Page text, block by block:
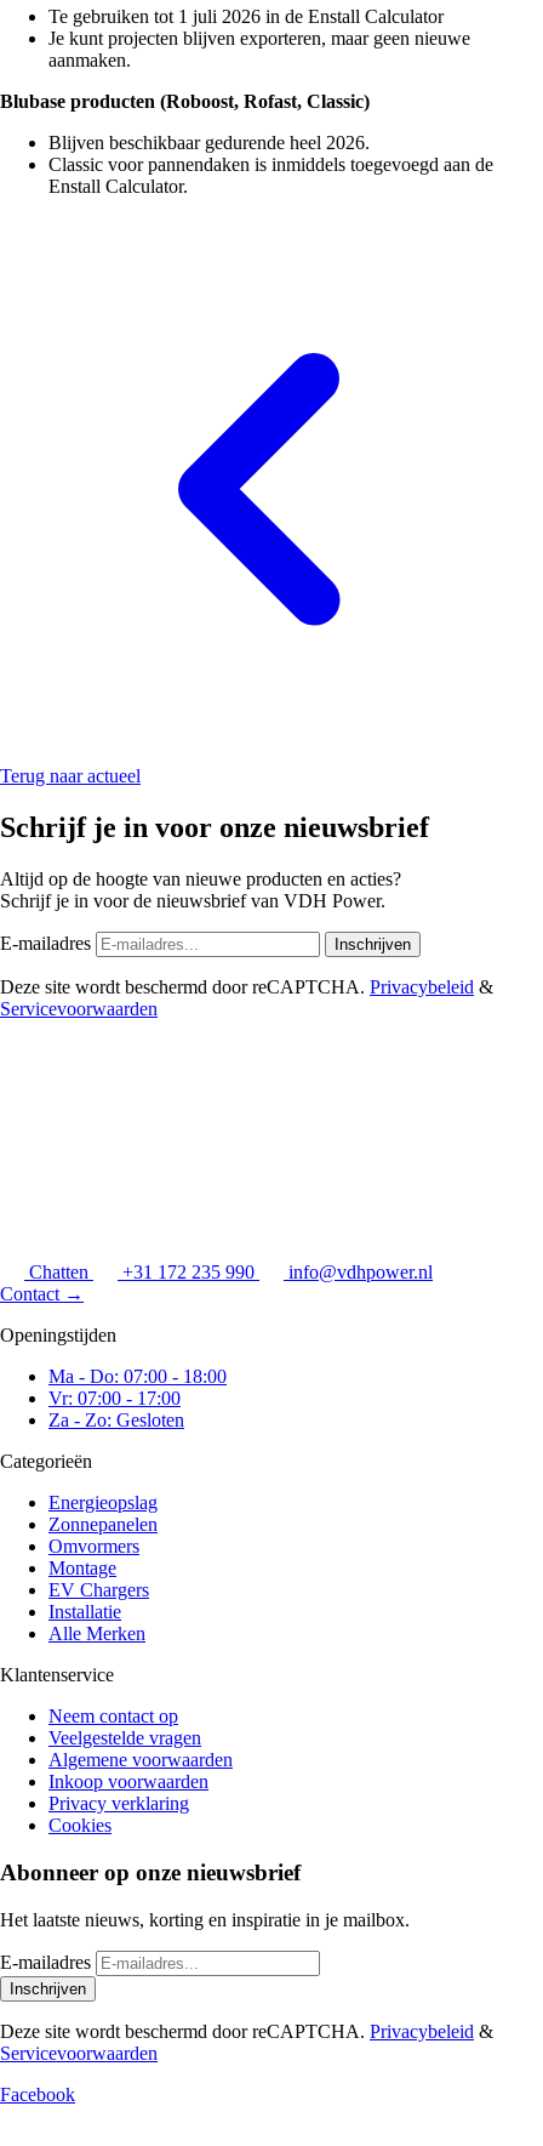
Te gebruiken tot 1 juli 2026 in de Enstall Calculator
Je kunt projecten blijven exporteren, maar geen nieuwe
aanmaken.
Blubase producten (Roboost, Rofast, Classic)
Blijven beschikbaar gedurende heel 2026.
Classic voor pannendaken is inmiddels toegevoegd aan de
Enstall Calculator.
Terug naar actueel
Schrijf je in voor onze nieuwsbrief
Altijd op de hoogte van nieuwe producten en acties?
Schrijf je in voor de nieuwsbrief van VDH Power.
E-mailadres Inschrijven
Deze site wordt beschermd door reCAPTCHA. Privacybeleid &
Servicevoorwaarden
Chatten +31 172 235 990
info@vdhpower.nl
Contact →
Openingstijden
Ma - Do: 07:00 - 18:00
Vr: 07:00 - 17:00
Za - Zo: Gesloten
Categorieën
Energieopslag
Zonnepanelen
Omvormers
Montage
EV Chargers
Installatie
Alle Merken
Klantenservice
Neem contact op
Veelgestelde vragen
Algemene voorwaarden
Inkoop voorwaarden
Privacy verklaring
Cookies
Abonneer op onze nieuwsbrief
Het laatste nieuws, korting en inspiratie in je mailbox.
E-mailadres
Inschrijven
Deze site wordt beschermd door reCAPTCHA. Privacybeleid &
Servicevoorwaarden
Facebook